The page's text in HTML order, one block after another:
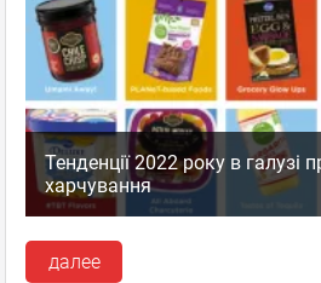
Тенденції 2022 року в галузі
харчування
далее